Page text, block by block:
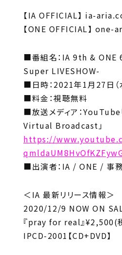
【IA OFFICIAL】 ia-
【ONE OFFICIAL】 one-
■番組名：IA 9th &
Super LIVESHOW-
■日時：2021年1月27日（
■料金：視聴無料
■放送メディア：
Virtual Broadcast」
https://
■出演者：IA / ONE / 事
＜IA 最新リリース情報＞
2020/12/9 NOW ON
『pray for real』¥2,500(
IPCD-2001【CD+DVD】